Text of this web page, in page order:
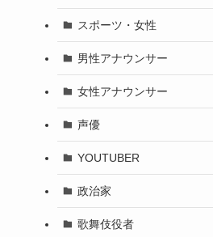
スポーツ・女性
男性アナウンサー
女性アナウンサー
声優
YOUTUBER
政治家
歌舞伎役者